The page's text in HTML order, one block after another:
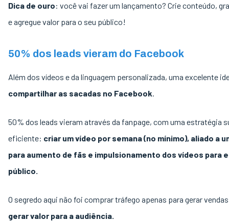
Dica de ouro: você vai fazer um lançamento? Crie conteúdo,
e agregue valor para o seu público!
50% dos leads vieram do Facebook
Além dos vídeos e da linguagem personalizada, uma excelente
compartilhar as sacadas no Facebook.
50% dos leads vieram através da fanpage, com uma estratégia
eficiente: criar um vídeo por semana (no mínimo), aliado a
para aumento de fãs e impulsionamento dos vídeos para
público.
O segredo aqui não foi comprar tráfego apenas para gerar
gerar valor para a audiência.